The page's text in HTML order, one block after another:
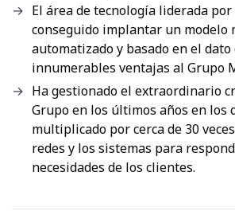
El área de tecnología liderada por
conseguido implantar un modelo
automatizado y basado en el
innumerables ventajas al Grupo
Ha gestionado el extraordinario
Grupo en los últimos años en los
multiplicado por cerca de 30
redes y los sistemas para
necesidades de los clientes.